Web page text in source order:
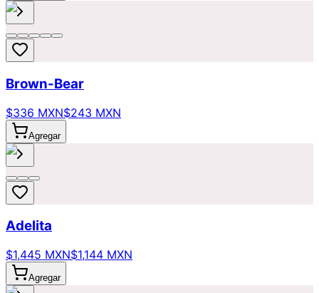
Brown-Bear
$336 MXN$243 MXN
Agregar
Adelita
$1,445 MXN$1,144 MXN
Agregar